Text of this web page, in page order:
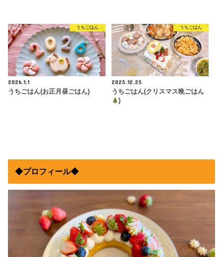
うちごはん
2026.1.1
うちごはん(お正月昼ごはん)
うちごはん
2025.12.25
うちごはん(クリスマス晩ごはん
)
◆プロフィール◆